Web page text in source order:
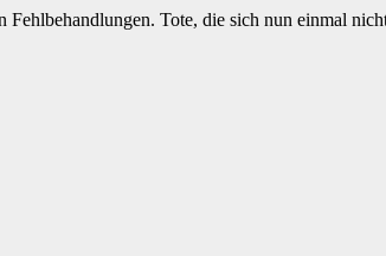
Tote, die sich nun einmal